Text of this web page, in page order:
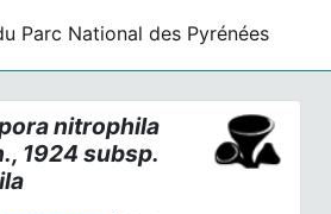
Parc National des Pyrénées
nitrophila
1924 subsp.